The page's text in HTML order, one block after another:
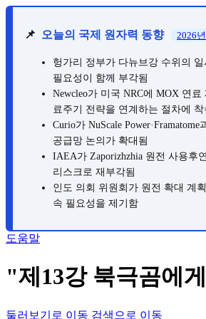
📌 오늘의 국제 원자력 동향 2026
헝가리 정부가 다뉴브강 수위의
필요성이 함께 부각됨
Newcleo가 미국 NRC에 MOX 연
료주기 전략을 연계하는 절차에 착
Curio가 NuScale
공급망 논의가 확대됨
IAEA가 Zaporizhzhia 원전 사용후
리스크로 재부각됨
인도 의회 위원회가 원전 확대 계
속 필요성을 제기함
도움말
"제13강 북극곰에
둘러보기로 이동 검색으로 이동